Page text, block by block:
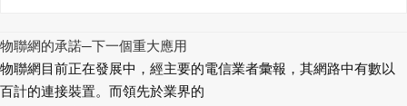
物聯網的承諾─下一個重大應用
物聯網目前正在發展中，經主要的電信業者彙報，其網路中有數以
百計的連接裝置。而領先於業界的